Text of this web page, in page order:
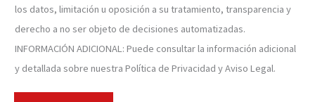
los datos, limitación u oposición a su tratamiento, transparencia y
derecho a no ser objeto de decisiones automatizadas.
INFORMACIÓN ADICIONAL: Puede consultar la información adicional
y detallada sobre nuestra Política de Privacidad y Aviso Legal.